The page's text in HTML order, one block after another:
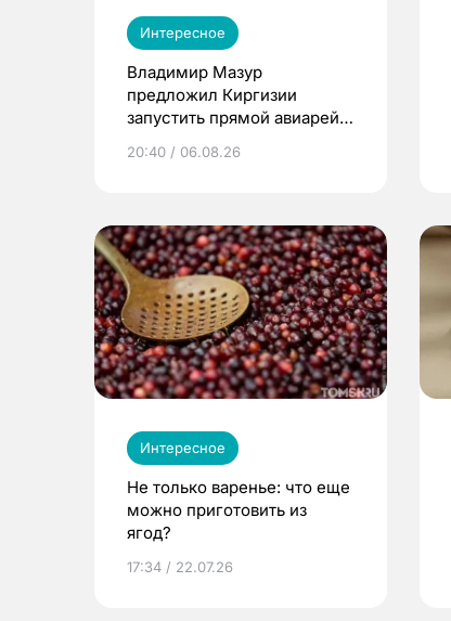
Интересное
Владимир Мазур
предложил Киргизии
запустить прямой авиарейс
20:40 / 06.08.26
Интересное
Не только варенье: что еще
можно приготовить из
ягод?
17:34 / 22.07.26